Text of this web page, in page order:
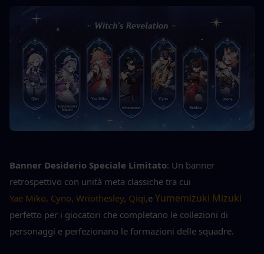
Banner Desiderio Speciale Limitato: Un banner
retrospettivo con unità meta classiche tra cui
Yae Miko, Cyno, Wriothesley, Qiqi,e
perfetto per i giocatori che completano le collezioni di
personaggi e perfezionano le formazioni delle squadre.